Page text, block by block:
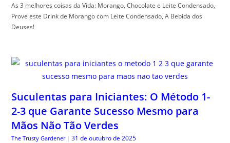
As 3 melhores coisas da Vida: Morango, Chocolate e Leite Condensado,
Prove este Drink de Morango com Leite Condensado, A Bebida dos
Deuses!
Suculentas para Iniciantes: O Método 1-
2-3 que Garante Sucesso Mesmo para
Mãos Não Tão Verdes
The Trusty Gardener | 31 de outubro de 2025